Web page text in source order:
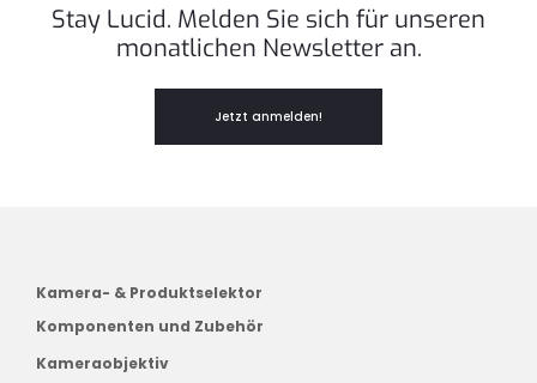
Stay Lucid. Melden Sie sich für unseren
monatlichen Newsletter an.
Jetzt anmelden!
Kamera- & Produktselektor
Komponenten und Zubehör
Kameraobjektiv